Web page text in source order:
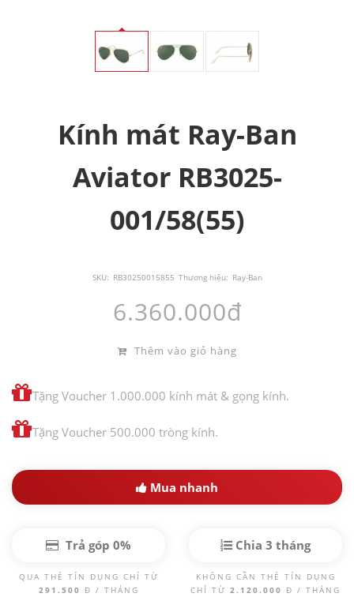
Kính mát Ray-Ban
Aviator RB3025-
001/58(55)
SKU: RB30250015855 Thương hiệu: Ray-Ban
6.360.000đ
Thêm vào giỏ hàng
Tặng Voucher 1.000.000 kính mát & gọng kính.
Tặng Voucher 500.000 tròng kính.
Mua nhanh
Trả góp 0%
QUA THẺ TÍN DỤNG CHỈ TỪ
291.500 Đ / THÁNG
Chia 3 tháng
KHÔNG CẦN THẺ TÍN DỤNG
CHỈ TỪ 2.120.000 Đ / THÁNG